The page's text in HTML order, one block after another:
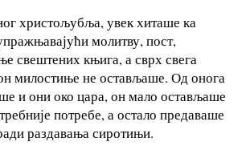
христољубља, увек хиташе ка
молитву, пост,
свештених књига, а сврх свега
милостиње не остављаше. Од онога
и они око цара, он мало остављаше
потребе, а остало предаваше
раздавања сиротињи.